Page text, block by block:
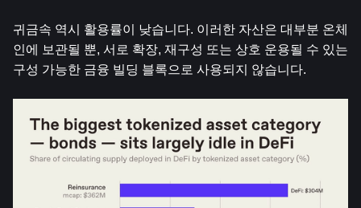
귀금속 역시 활용률이 낮습니다. 이러한 자산은 대부분 온체
인에 보관될 뿐, 서로 확장, 재구성 또는 상호 운용될 수 있는
구성 가능한 금융 빌딩 블록으로 사용되지 않습니다.